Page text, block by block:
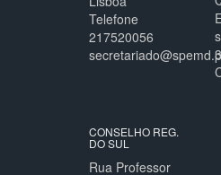
Telefone
217520056
CONSELHO REG.
DO SUL
Rua Professor